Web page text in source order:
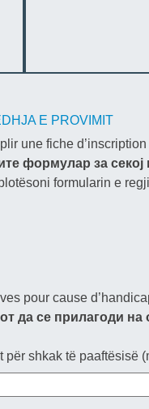
E PROVIMIT
une fiche
формулар за
formularin e
pour cause
да се прилагоди
shkak të